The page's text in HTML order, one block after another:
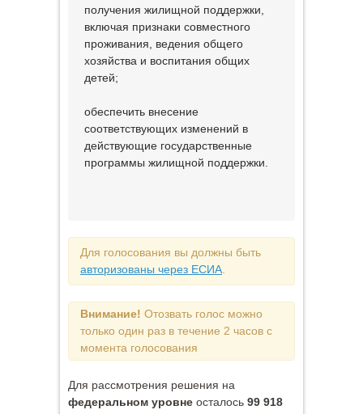
получения жилищной поддержки,
включая признаки совместного
проживания, ведения общего
хозяйства и воспитания общих
детей;
обеспечить внесение
соответствующих изменений в
действующие государственные
программы жилищной поддержки.
Для голосования вы должны быть
авторизованы через ЕСИА
Внимание! Отозвать голос можно
только один раз в течение 2 часов с
момента голосования
Для рассмотрения решения на
федеральном уровне осталось 99 918